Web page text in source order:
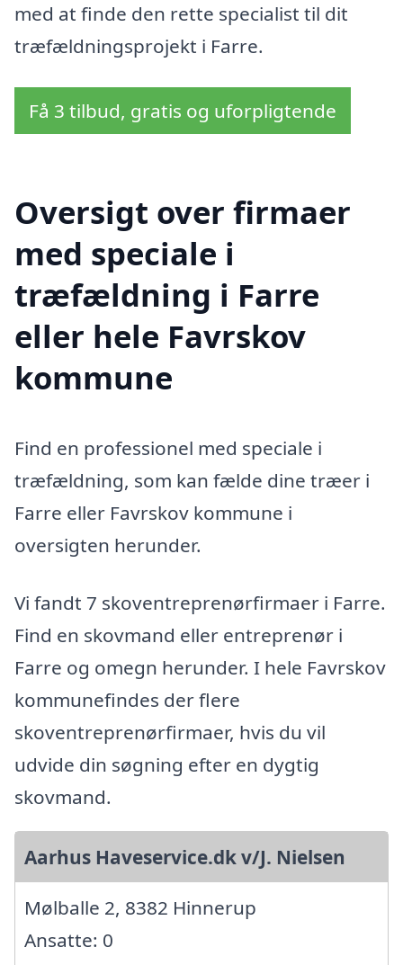
med at finde den rette specialist til dit
træfældningsprojekt i Farre.
Få 3 tilbud, gratis og uforpligtende
Oversigt over firmaer
med speciale i
træfældning i Farre
eller hele Favrskov
kommune
Find en professionel med speciale i
træfældning, som kan fælde dine træer i
Farre eller Favrskov kommune i
oversigten herunder.
Vi fandt 7 skoventreprenørfirmaer i Farre.
Find en skovmand eller entreprenør i
Farre og omegn herunder. I hele Favrskov
kommunefindes der flere
skoventreprenørfirmaer, hvis du vil
udvide din søgning efter en dygtig
skovmand.
Aarhus Haveservice.dk v/J. Nielsen
Mølballe 2, 8382 Hinnerup
Ansatte: 0